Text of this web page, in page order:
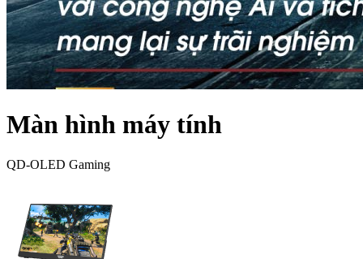
Màn hình máy tính
QD-OLED Gaming